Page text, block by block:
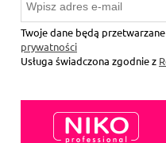
Twoje dane będą
prywatności
Usługa świadczona zgodnie z